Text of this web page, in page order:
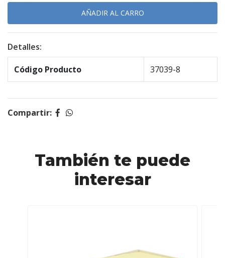
Detalles:
Código Producto 37039-8
Compartir:
También te puede
interesar